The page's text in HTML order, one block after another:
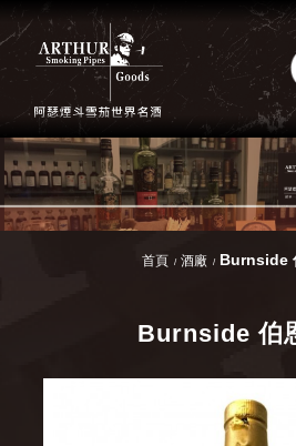
首頁 酒廠 Burnside
Burnside 伯